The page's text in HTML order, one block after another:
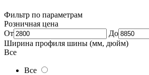
Фильтр по параметрам
Розничная цена
От
До
Ширина профиля шины (мм, дюйм)
Все
Все